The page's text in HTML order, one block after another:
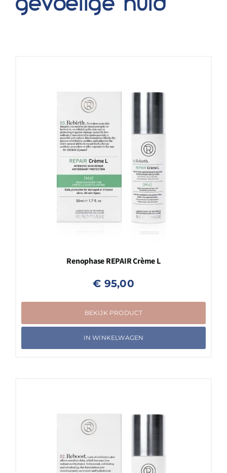
Renophase REPAIR Crème L
€ 95,00
BEKIJK PRODUCT
IN WINKELWAGEN